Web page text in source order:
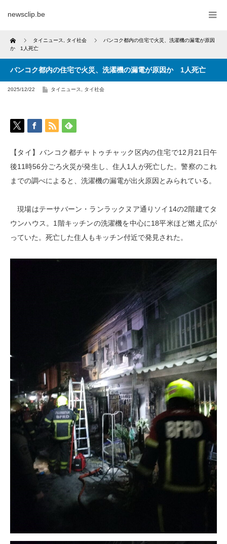
newsclip.be
Home タイニュース タイ社会
バンコク都内の住宅で火災、洗濯機の漏電が原因
か 1人死亡
バンコク都内の住宅で火災、洗濯機の漏電が原因か 1人死亡
2025/12/22 タイニュース タイ社会
【タイ】バンコク都チャトゥチャック区内の住宅で12月21日午
後11時56分ごろ火災が発生し、住人1人が死亡した。警察のこれ
までの調べによると、洗濯機の漏電が出火原因とみられている。
現場はテーサバーン・ランラックヌア通りソイ14の2階建てタ
ウンハウス。1階キッチンの洗濯機を中心に18平米ほど燃え広が
っていた。死亡した住人もキッチン付近で発見された。